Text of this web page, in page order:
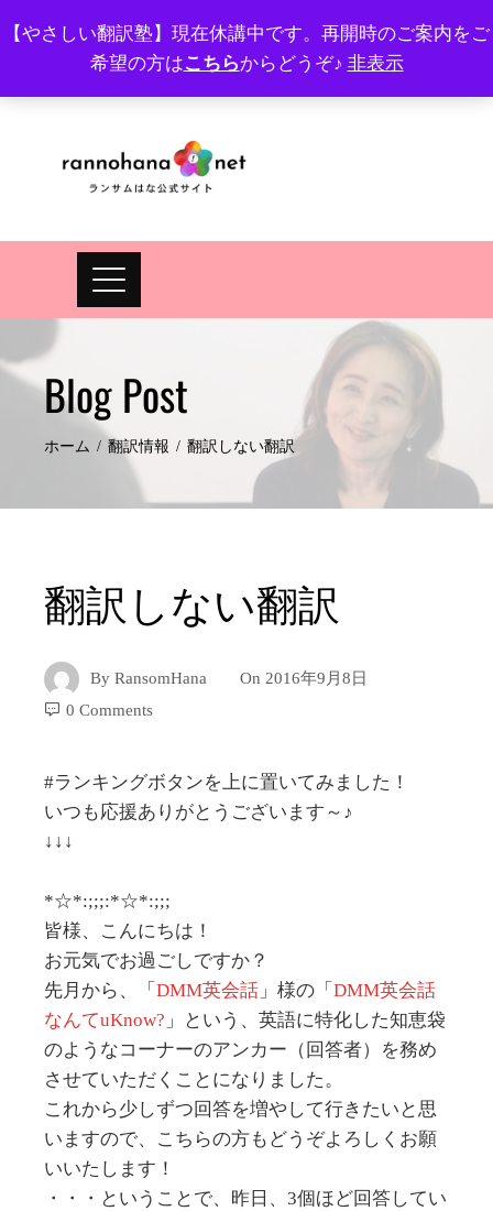
【やさしい翻訳塾】現在休講中です。再開時のご案内をご
希望の方はこちらからどうぞ♪ 非表示
プロフィール FAQ Site map JA EN
Blog Post
ホーム 翻訳情報 翻訳しない翻訳
翻訳しない翻訳
By RansomHana On 2016年9月8日
0 Comments
#ランキングボタンを上に置いてみました！
いつも応援ありがとうございます～♪
↓↓↓
*☆*:;;;:*☆*:;;;
皆様、こんにちは！
お元気でお過ごしですか？
先月から、「 DMM英会話 」様の「 DMM英会話
なんてuKnow? 」という、英語に特化した知恵袋
のようなコーナーのアンカー（回答者）を務め
させていただくことになりました。
これから少しずつ回答を増やして行きたいと思
いますので、こちらの方もどうぞよろしくお願
いいたします！
・・・ということで、昨日、3個ほど回答してい